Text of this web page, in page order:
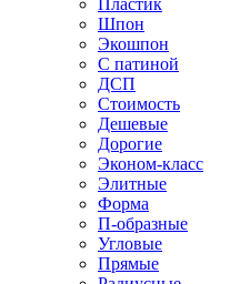
Пластик
Шпон
Экошпон
С патиной
ДСП
Стоимость
Дешевые
Дорогие
Эконом-класс
Элитные
Форма
П-образные
Угловые
Прямые